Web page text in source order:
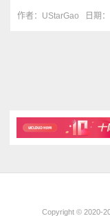
作者：UStarGao 日期
Copyright © 2020-